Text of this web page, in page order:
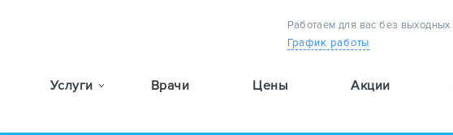
Работаем для вас без выходных
График работы
Услуги Врачи Цены Акции